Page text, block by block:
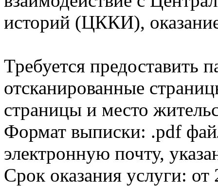
историй (ЦККИ),
Требуется предоставить
отсканированные
страницы и место
Формат выписки: .pdf
электронную почту,
Срок оказания услуги: от